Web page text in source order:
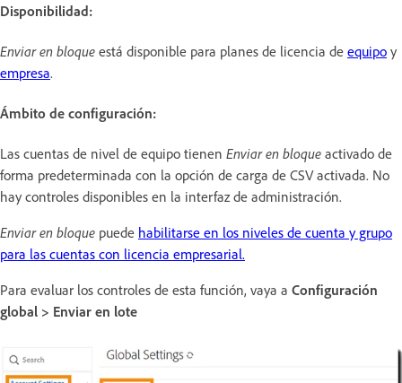
Disponibilidad:
Enviar en bloque está disponible para planes de licencia de equipo y
empresa.
Ámbito de configuración:
Las cuentas de nivel de equipo tienen Enviar en bloque activado de
forma predeterminada con la opción de carga de CSV activada. No
hay controles disponibles en la interfaz de administración.
Enviar en bloque puede habilitarse en los niveles de cuenta y grupo
para las cuentas con licencia empresarial.
Para evaluar los controles de esta función, vaya a Configuración
global > Enviar en lote